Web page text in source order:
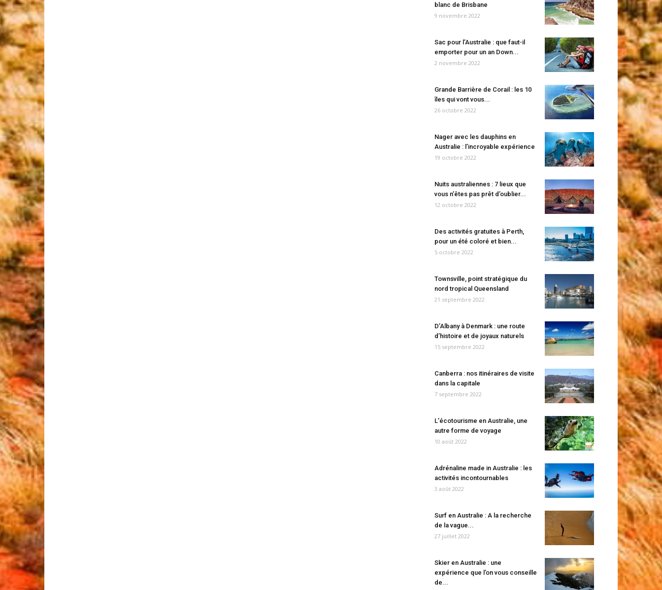
blanc de Brisbane
9 novembre 2022
Sac pour l’Australie : que faut-il
emporter pour un an Down...
2 novembre 2022
Grande Barrière de Corail : les 10
îles qui vont vous...
26 octobre 2022
Nager avec les dauphins en
Australie : l’incroyable expérience
19 octobre 2022
Nuits australiennes : 7 lieux que
vous n’êtes pas prêt d’oublier...
12 octobre 2022
Des activités gratuites à Perth,
pour un été coloré et bien...
5 octobre 2022
Townsville, point stratégique du
nord tropical Queensland
21 septembre 2022
D’Albany à Denmark : une route
d’histoire et de joyaux naturels
15 septembre 2022
Canberra : nos itinéraires de visite
dans la capitale
7 septembre 2022
L’écotourisme en Australie, une
autre forme de voyage
10 août 2022
Adrénaline made in Australie : les
activités incontournables
3 août 2022
Surf en Australie : A la recherche
de la vague...
27 juillet 2022
Skier en Australie : une
expérience que l’on vous conseille
de...